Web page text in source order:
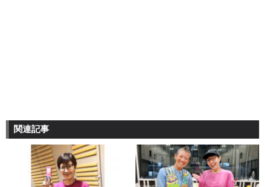
関連記事